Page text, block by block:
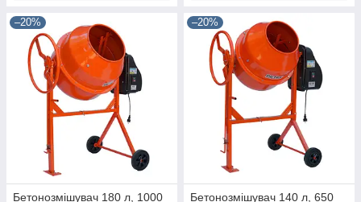
–20%
Бетонозмішувач 180 л, 1000
–20%
Бетонозмішувач 140 л, 650